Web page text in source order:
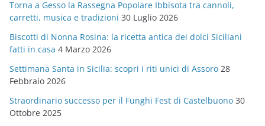
o
r
i
e
Torna a Gesso la Rassegna Popolare Ibbisota tra cannoli,
carretti, musica e tradizioni 30 Luglio 2026
Biscotti di Nonna Rosina: la ricetta antica dei dolci Siciliani
fatti in casa 4 Marzo 2026
Settimana Santa in Sicilia: scopri i riti unici di Assoro 28
Febbraio 2026
Straordinario successo per il Funghi Fest di Castelbuono 30
Ottobre 2025